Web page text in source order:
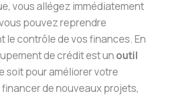
vous allégez immédiatement
pouvez reprendre
le contrôle de vos finances. En
de crédit est un outil
soit pour améliorer votre
financer de nouveaux projets,